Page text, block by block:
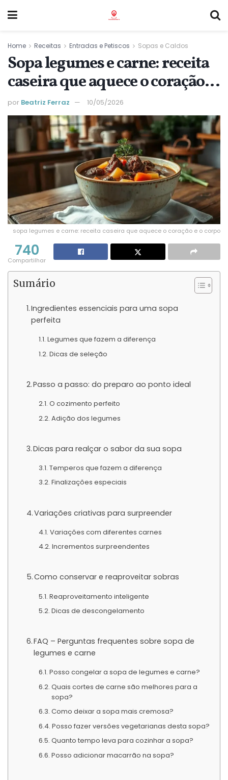
Home Receitas Entradas e Petiscos Sopas e Caldos
Sopa legumes e carne: receita
caseira que aquece o coração e
o corpo
por Beatriz Ferraz 10/05/2026
sopa legumes e carne: receita caseira que aquece o coração e o corpo
740
Compartilhar
Sumário
Ingredientes essenciais para uma sopa
perfeita
Legumes que fazem a diferença
Dicas de seleção
Passo a passo: do preparo ao ponto ideal
O cozimento perfeito
Adição dos legumes
Dicas para realçar o sabor da sua sopa
Temperos que fazem a diferença
Finalizações especiais
Variações criativas para surpreender
Variações com diferentes carnes
Incrementos surpreendentes
Como conservar e reaproveitar sobras
Reaproveitamento inteligente
Dicas de descongelamento
FAQ – Perguntas frequentes sobre sopa de
legumes e carne
Posso congelar a sopa de legumes e carne?
Quais cortes de carne são melhores para a
sopa?
Como deixar a sopa mais cremosa?
Posso fazer versões vegetarianas desta sopa?
Quanto tempo leva para cozinhar a sopa?
Posso adicionar macarrão na sopa?